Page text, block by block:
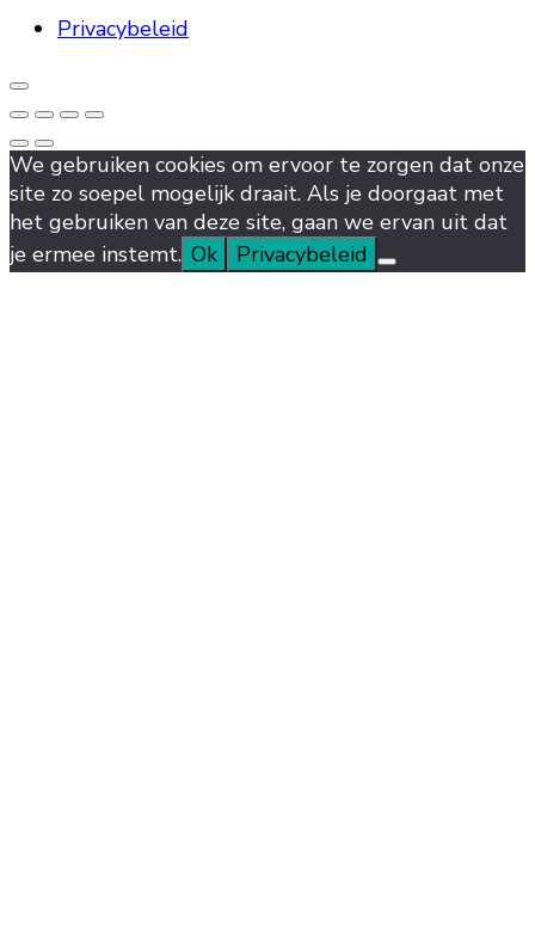
Privacybeleid
We gebruiken cookies om ervoor te zorgen dat onze
site zo soepel mogelijk draait. Als je doorgaat met
het gebruiken van deze site, gaan we ervan uit dat
je ermee instemt. Ok Privacybeleid